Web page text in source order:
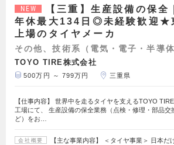
NEW
【三重】生産設備の保全
年休最大134日◎未経験歓迎★
上場のタイヤメーカ
その他、技術系（電気・電子・半導体
TOYO TIRE株式会社
500万円 ～ 799万円 三重県
【仕事内容】 世界中を走るタイヤを支えるTOYO
工場にて、 生産設備の保全業務（点検・修理・部品交
ど）をお…
会社概要
【主な事業内容】 ＜タイヤ事業＞ 日本だ